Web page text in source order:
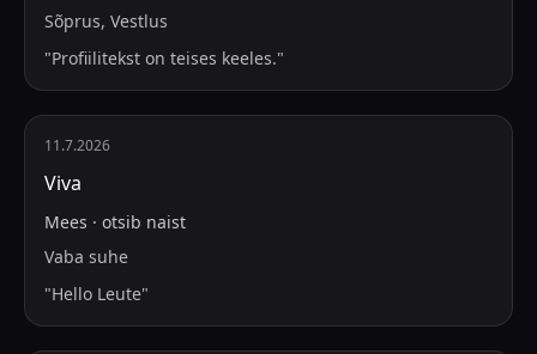
Sõprus, Vestlus
"Profiilitekst on teises keeles."
11.7.2026
Viva
Mees · otsib naist
Vaba suhe
"Hello Leute"